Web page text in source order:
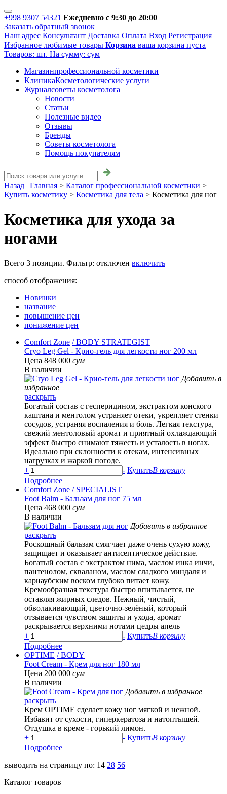
+998 9307 54321 Ежедневно с 9:30 до 20:00
Заказать обратный звонок
Наш адрес Консультант Доставка Оплата Вход Регистрация
Избранное любимые товары Корзина ваша корзина пуста
Товаров: шт. На сумму: сум
Магазинпрофессиональной косметики
КлиникаКосметологические услуги
Журналсоветы косметолога
Новости
Статьи
Полезные видео
Отзывы
Бренды
Советы косметолога
Помощь покупателям
Назад | Главная > Каталог профессиональной косметики >
Купить косметику > Косметика для тела > Косметика для ног
Косметика для ухода за
ногами
Всего 3 позиции. Фильтр: отключен включить
способ отображения:
Новинки
название
повышение цен
понижение цен
Comfort Zone / BODY STRATEGIST
Cryo Leg Gel - Крио-гель для легкости ног 200 мл
Цена 848 000 сум
В наличии
Добавить в
избранное
раскрыть
Богатый состав с гесперидином, экстрактом конского
каштана и ментолом устраняет отеки, укрепляет стенки
сосудов, устраняя воспаления и боль. Легкая текстура,
свежий ментоловый аромат и приятный охлаждающий
эффект быстро снимают тяжесть и усталость в ногах.
Идеально при склонности к отекам, интенсивных
нагрузках и жаркой погоде.
+
- КупитьВ корзину
Подробнее
Comfort Zone / SPECIALIST
Foot Balm - Бальзам для ног 75 мл
Цена 468 000 сум
В наличии
Добавить в избранное
раскрыть
Роскошный бальзам смягчает даже очень сухую кожу,
защищает и оказывает антисептическое действие.
Богатый состав с экстрактом нима, маслом инка инчи,
пантенолом, скваланом, маслом сладкого миндаля и
карнаубским воском глубоко питает кожу.
Кремообразная текстура быстро впитывается, не
оставляя жирных следов. Нежный, чистый,
обволакивающий, цветочно-зелёный, который
отзывается чувством защиты и ухода, аромат
раскрывается верхними нотами цедры апель
+
- КупитьВ корзину
Подробнее
OPTIME / BODY
Foot Cream - Крем для ног 180 мл
Цена 200 000 сум
В наличии
Добавить в избранное
раскрыть
Крем OPTIME сделает кожу ног мягкой и нежной.
Избавит от сухости, гиперкератоза и натоптышей.
Отдушка в креме - горький лимон.
+
- КупитьВ корзину
Подробнее
выводить на страницу по: 14 28 56
Каталог товаров